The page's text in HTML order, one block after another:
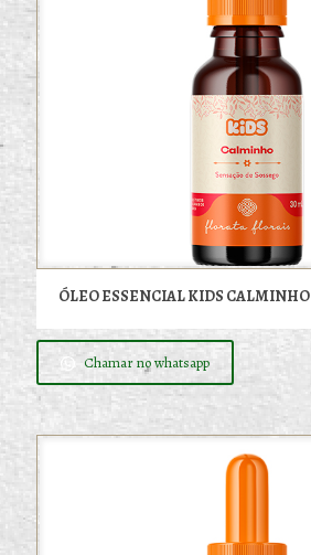
ÓLEO ESSENCIAL KIDS CALMINHO
Chamar no whatsapp